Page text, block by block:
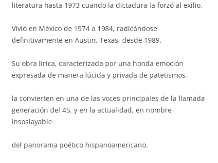
literatura hasta 1973 cuando la dictadura la forzó al exilio.
Vivió en México de 1974 a 1984, radicándose
definitivamente en Austin, Texas, desde 1989.
Su obra lírica, caracterizada por una honda emoción
expresada de manera lúcida y privada de patetismos,
la convierten en una de las voces principales de la llamada
generación del 45, y en la actualidad, en nombre
insoslayable
del panorama poético hispanoamericano.